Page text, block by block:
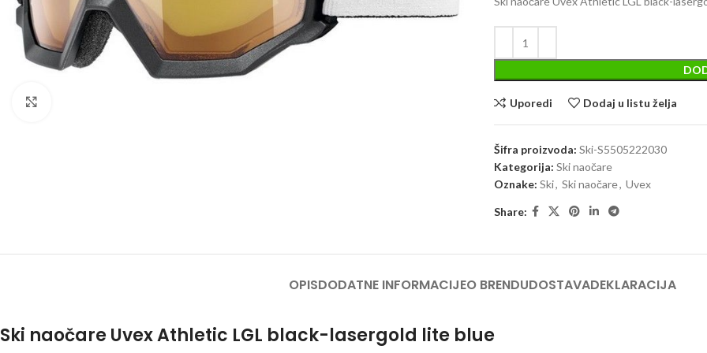
Uporedi Dodaj u listu želja
Šifra proizvoda: Ski-S5505222030
Kategorija: Ski naočare
Oznake: Ski, Ski naočare, Uvex
Share:
OPISDODATNE INFORMACIJEO BRENDUDOSTAVADEKLARACIJA
Ski naočare Uvex Athletic LGL black-lasergold lite blue